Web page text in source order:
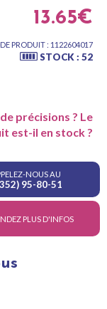
13.65€
PRODUIT : 1122604017
STOCK : 52
précisions ? Le
est-il en stock ?
NOUS AU
95-80-51
PLUS D'INFOS